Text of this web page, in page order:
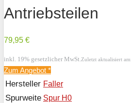
Antriebsteilen
79,95 €
inkl. 19% gesetzlicher MwSt. Zuletzt aktualisiert
Zum Angebot *
Hersteller Faller
Spurweite Spur H0